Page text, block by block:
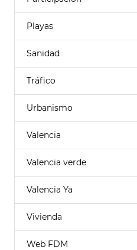
Playas
Sanidad
Tráfico
Urbanismo
Valencia
Valencia verde
Valencia Ya
Vivienda
Web FDM